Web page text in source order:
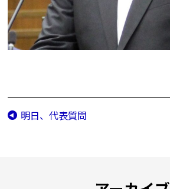
明日、代表質問